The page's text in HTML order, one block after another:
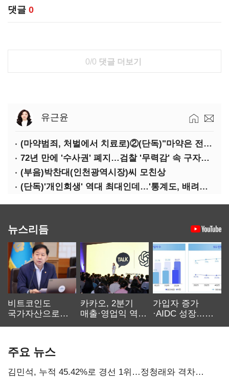
댓글 0
0/0 댓글 더보기
유근윤
(마약범죄, 처벌에서 치료로)②(단독)"마약은 전염병…여성 맞춤형 재활과정 개발 중"
72년 만에 '수사권' 폐지…검찰 '무력감' 속 구자현 사의
(부음)박찬대(인천광역시장)씨 모친상
(단독)'개인회생' 역대 최대인데…'통계도, 배려도' 없는 사법부
뉴스리듬
비트코인도
국가자산으로…'
카카오, 2분기
매출·영업익 역대
가입자 증가
·AIDC 성장…
주요 뉴스
김민석, 누적 45.42%로 경선 1위…정청래와 격차